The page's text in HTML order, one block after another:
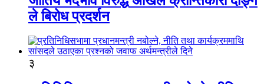
ले बिरोध प्रदर्शन
३